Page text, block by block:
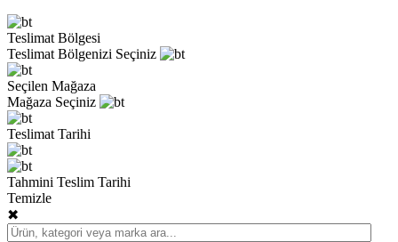
Teslimat Bölgesi
Teslimat Bölgenizi Seçiniz
Seçilen Mağaza
Mağaza Seçiniz
Teslimat Tarihi
Tahmini Teslim Tarihi
Temizle
✖